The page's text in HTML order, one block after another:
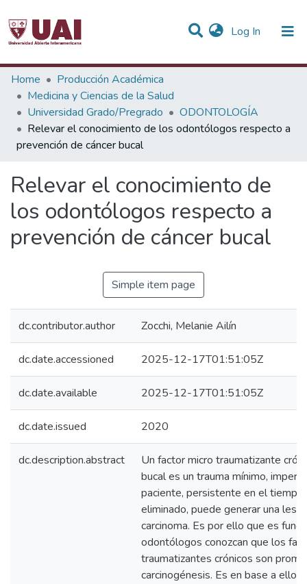
Log In (current)
Statistics
Communities & Collections
All of DSpace
Home
Producción Académica
Medicina y Ciencias de la Salud
Universidad Grado/Pregrado
ODONTOLOGÍA
Relevar el conocimiento de los odontólogos respecto a
prevención de cáncer bucal
Relevar el conocimiento de
los odontólogos respecto a
prevención de cáncer bucal
Simple item page
dc.contributor.author Zocchi, Melanie Ailín
dc.date.accessioned 2025-12-17T01:51:05Z
dc.date.available 2025-12-17T01:51:05Z
dc.date.issued 2020
dc.description.abstract
Un factor micro traumatizante
bucal es un trauma mínimo,
paciente, persistente en el tiempo
eliminado, puede generar una
carcinoma. Es por ello que es
odontólogos conozcan que los
traumatizantes crónicos son
carcinogénesis. Es en base a ello